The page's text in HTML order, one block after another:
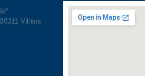
Vilnius